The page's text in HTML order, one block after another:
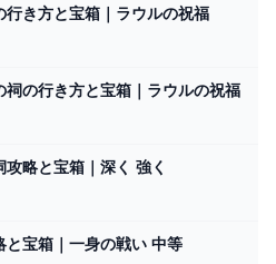
行き方と宝箱｜ラウルの祝福
祠の行き方と宝箱｜ラウルの祝福
略と宝箱｜深く 強く
と宝箱｜一身の戦い 中等